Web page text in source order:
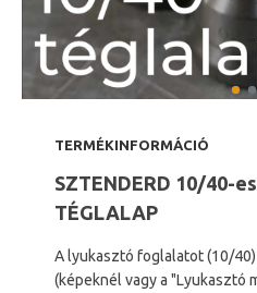
TERMÉKINFORMÁCIÓ
SZTENDERD 10/40-
TÉGLALAP
A lyukasztó foglalatot (10/
(képeknél vagy a "Lyukasztó